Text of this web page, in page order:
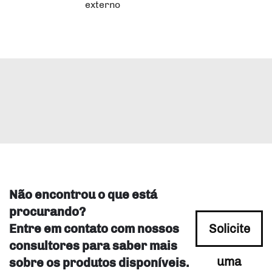
externo
Não encontrou o que está
procurando?
Entre em contato com nossos
consultores para saber mais
sobre os produtos disponíveis.
Solicite
uma